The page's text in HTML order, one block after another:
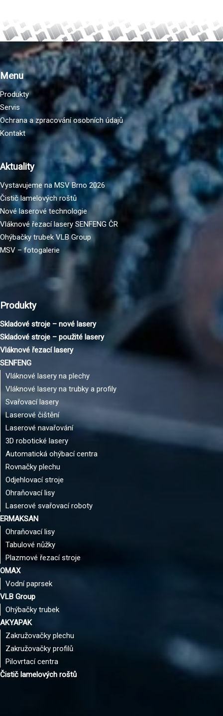
Menu
Produkty
Servis
Ochrana a zpracování osobních údajů
Kontakt
Aktuality
Vystavujeme na MSV Brno 2026
Čistič lamelových roštů
Nové laserové technologie
Vláknové řezací lasery SENFENG ČR
Ohýbačky trubek VLB Group
MSV – fotogalerie
Produkty
Skladové stroje – nové lasery
Skladové stroje – použité lasery
Vláknové řezací lasery
SENFENG
Vláknové lasery na plechy
Vláknové lasery na trubky a profily
Svařovací lasery
Laserové čištění
Laserové navařování
3D robotické lasery
Automatická ohýbací centra
Rovnačky plechu
Odjehlovací stroje
Ohraňovací lisy
Laserové svařovací roboty
ERMAKSAN
Ohraňovací lisy
Tabulové nůžky
Plazmové řezací stroje
OMAX
Vodní paprsek
VLB Group
Ohýbačky trubek
AKYAPAK
Zakružovačky plechu
Zakružovačky profilů
Pilovrtací centra
Čistič lamelových roštů